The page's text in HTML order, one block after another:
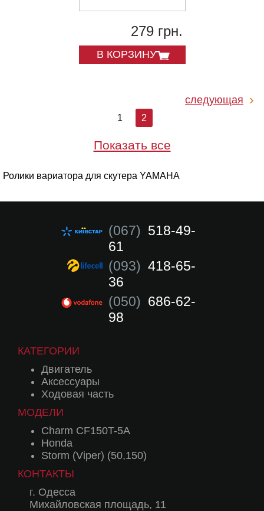
279 грн.
В КОРЗИНУ
следующая
1 2
Показать все
Ролики вариатора для скутера YAMAHA
(067) 518-49-
61
(093) 418-65-
36
(050) 686-62-
98
КАТЕГОРИИ
Двигатель
Аксессуары
Ходовая часть
МОДЕЛИ
Charm CF150T-5A
Honda
Storm (Viper) (50,150)
КОНТАКТЫ
г. Одесса
Михайловская площадь, 11